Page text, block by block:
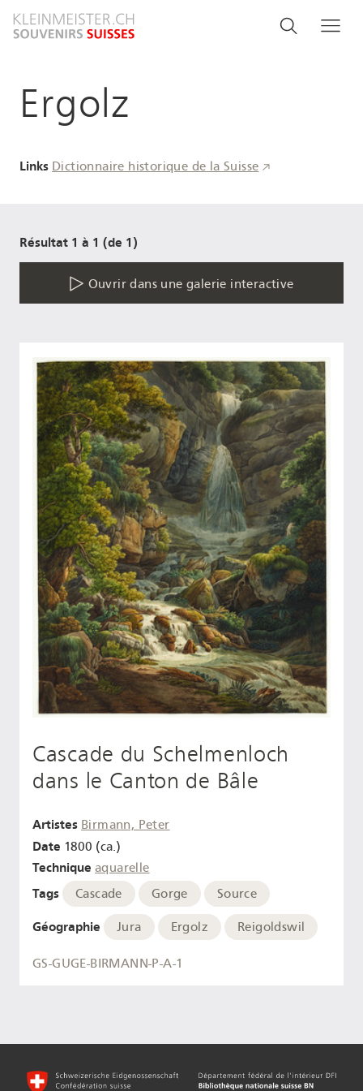
au
Search
Rechercher
Ergolz
Links Dictionnaire historique de la Suisse
Résultat 1 à 1 (de 1)
Ouvrir dans une galerie interactive
Cascade du Schelmenloch
dans le Canton de Bâle
Artistes Birmann, Peter
Date 1800 (ca.)
Technique aquarelle
Tags Cascade Gorge Source
Géographie Jura Ergolz Reigoldswil
GS-GUGE-BIRMANN-P-A-1